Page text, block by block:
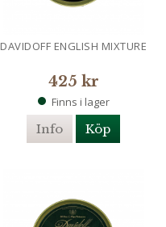
DAVIDOFF ENGLISH MIXTURE
425 kr
Finns i lager
Info Köp